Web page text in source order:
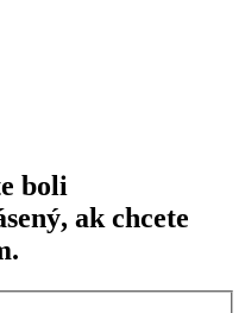
boli
ak chcete